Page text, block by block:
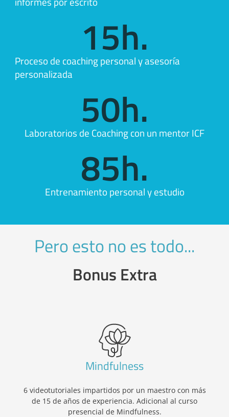
Proceso de coaching personal y asesoría
personalizada
15h.
Laboratorios de Coaching con un mentor ICF
50h.
Entrenamiento personal y estudio
85h.
Pero esto no es todo...
Bonus Extra
Mindfulness
6 videotutoriales impartidos por un maestro con más
de 15 de años de experiencia. Adicional al curso
presencial de Mindfulness.